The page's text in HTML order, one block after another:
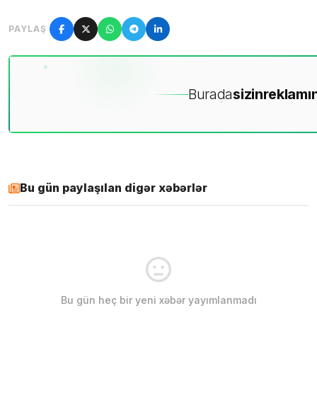
PAYLAŞ
Buradasizin
Bu gün paylaşılan digər xəbərlər
Bu gün heç bir yeni xəbər yayımlanmadı